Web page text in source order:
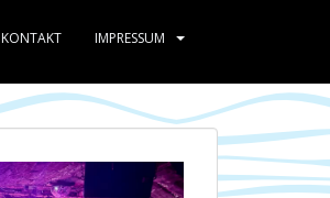
KONTAKT IMPRESSUM